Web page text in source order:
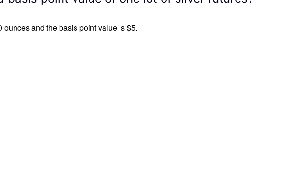
and the basis point value is $5.